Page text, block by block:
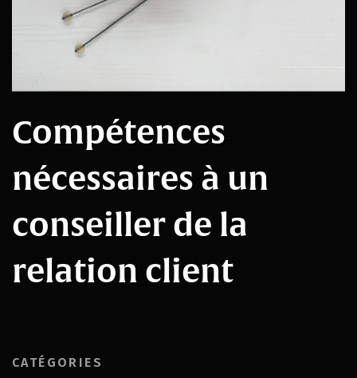
Compétences
nécessaires à un
conseiller de la
relation client
CATÉGORIES